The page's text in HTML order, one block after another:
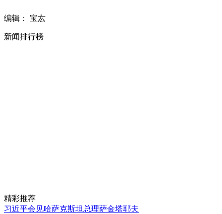
编辑： 宝厷
新闻排行榜
精彩推荐
习近平会见哈萨克斯坦总理萨金塔耶夫